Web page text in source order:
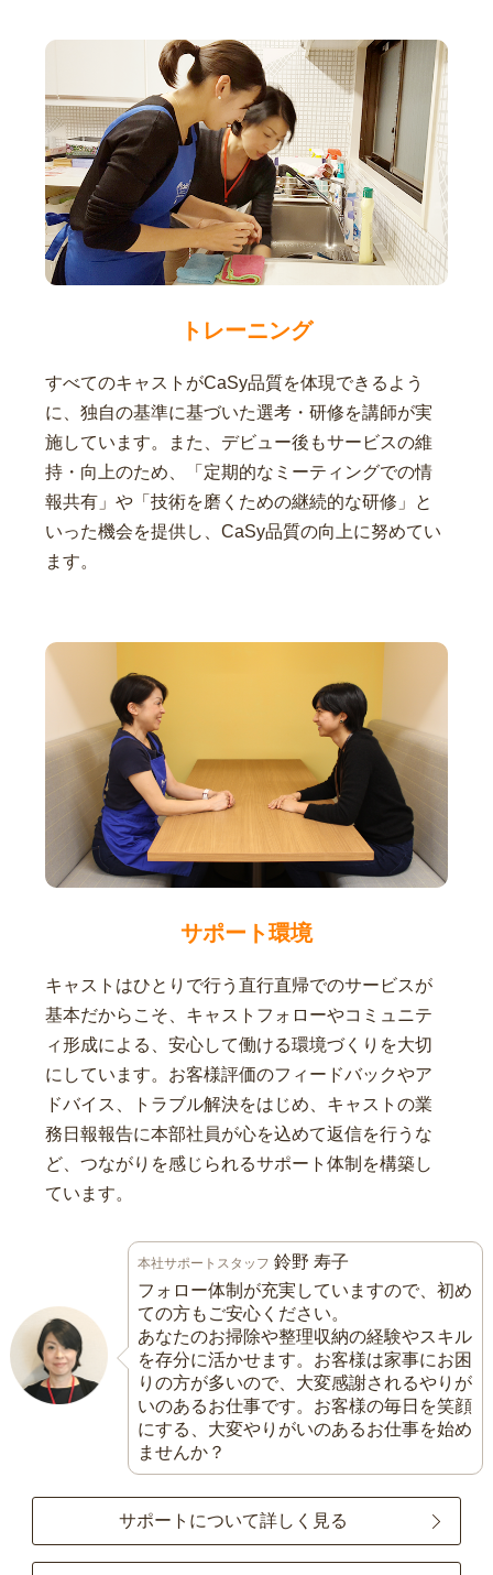
トレーニング
すべてのキャストがCaSy品質を体現できるよう
に、独自の基準に基づいた選考・研修を講師が実
施しています。また、デビュー後もサービスの維
持・向上のため、「定期的なミーティングでの情
報共有」や「技術を磨くための継続的な研修」と
いった機会を提供し、CaSy品質の向上に努めてい
ます。
サポート環境
キャストはひとりで行う直行直帰でのサービスが
基本だからこそ、キャストフォローやコミュニテ
ィ形成による、安心して働ける環境づくりを大切
にしています。お客様評価のフィードバックやア
ドバイス、トラブル解決をはじめ、キャストの業
務日報報告に本部社員が心を込めて返信を行うな
ど、つながりを感じられるサポート体制を構築し
ています。
本社サポートスタッフ 鈴野 寿子
フォロー体制が充実していますので、初め
ての方もご安心ください。
あなたのお掃除や整理収納の経験やスキル
を存分に活かせます。お客様は家事にお困
りの方が多いので、大変感謝されるやりが
いのあるお仕事です。お客様の毎日を笑顔
にする、大変やりがいのあるお仕事を始め
ませんか？
サポートについて詳しく見る